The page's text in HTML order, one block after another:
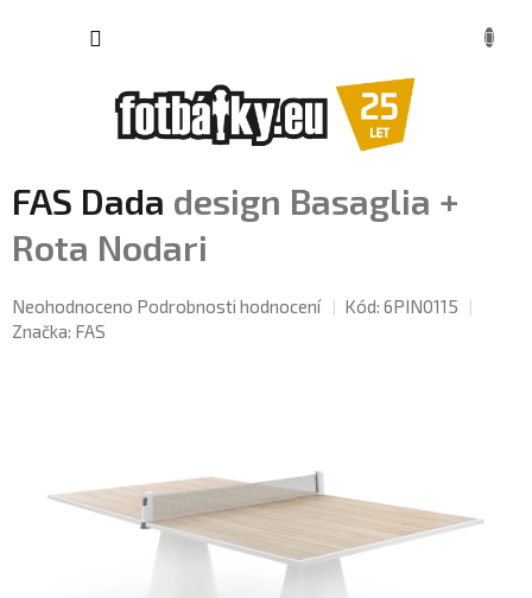
FAS Dada design Basaglia +
Rota Nodari
Průměrné
hodnocení
Neohodnoceno Podrobnosti hodnocení Kód: 6PIN0115
Značka: FAS